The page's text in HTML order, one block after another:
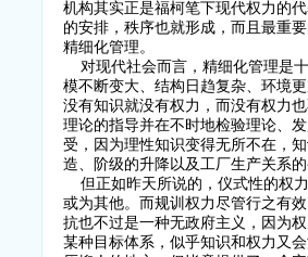
机构其实正是福柯笔下现代权力的
的安排，秩序也就形成，而且最重
精细化管理。
对现代社会而言，精细化管理是
模不断变大、结构日趋复杂、环境
没有知识就没有权力，而没有权力
理论的指导并在不时地检验理论、
受，因为理性知识变得无所不在，
造、阶级的升降以及工厂生产关系
但正如昨天所说的，仪式性的权
或为其他。而规训权力尽管行之有
抗也不过是一种无政府主义，因为
某种目标体系，似乎知识和权力又